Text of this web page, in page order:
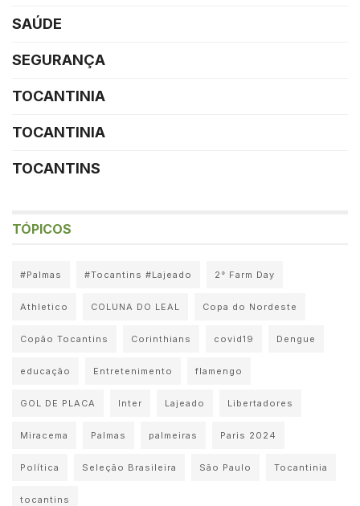
SAÚDE
SEGURANÇA
TOCANTINIA
TOCANTINIA
TOCANTINS
TÓPICOS
#Palmas #Tocantins #Lajeado 2° Farm Day
Athletico COLUNA DO LEAL Copa do Nordeste
Copão Tocantins Corinthians covid19 Dengue
educação Entretenimento flamengo
GOL DE PLACA Inter Lajeado Libertadores
Miracema Palmas palmeiras Paris 2024
Política Seleção Brasileira São Paulo Tocantinia
tocantins